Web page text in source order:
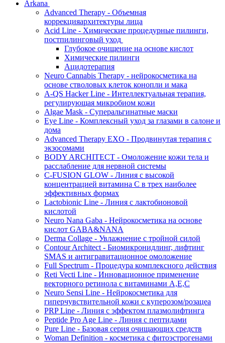
Arkana
Advanced Therapy - Объемная
коррекцияархитектуры лица
Acid Line - Химические процедурные пилинги,
постпилинговый уход
Глубокое очищение на основе кислот
Химические пилинги
Ацидотерапия
Neuro Cannabis Therapy - нейрокосметика на
основе стволовых клеток конопли и мака
A-QS Hacker Line - Интеллектуальная терапия,
регулирующая микробиом кожи
Algae Mask - Суперальгинатные маски
Eye Line - Комплексный уход за глазами в салоне и
дома
Advanced Therapy EXO - Продвинутая терапия с
экзосомами
BODY ARCHITECT - Омоложение кожи тела и
расслабление для нервной системы
C-FUSION GLOW - Линия с высокой
концентрацией витамина C в трех наиболее
эффективных формах
Lactobionic Line - Линия с лактобионовой
кислотой
Neuro Nana Gaba - Нейрокосметика на основе
кислот GABA&NANA
Derma Collage - Увлажнение с тройной силой
Contour Architect - Биомикронидлинг, лифтинг
SMAS и антигравитационное омоложение
Full Spectrum - Процедура комплексного действия
Reti Vecti Line - Инновационное применение
векторного ретинола с витаминами A,Е,С
Neuro Sensi Line - Нейрокосметика для
гиперчувствительной кожи с куперозом/розацеа
PRP Line - Линия с эффектом плазмолифтинга
Peptide Pro Age Line - Линия с пептидами
Pure Line - Базовая серия очищающих средств
Woman Definition - косметика с фитоэстрогенами